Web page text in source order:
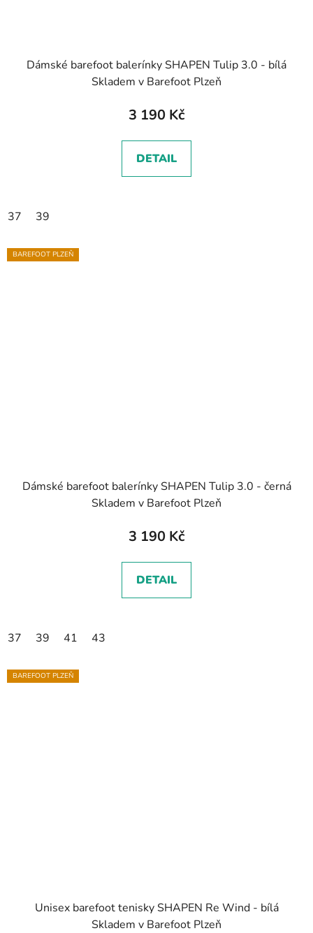
Dámské barefoot balerínky SHAPEN Tulip 3.0 - bílá
Skladem v Barefoot Plzeň
3 190 Kč
DETAIL
37 39
BAREFOOT PLZEŇ
Dámské barefoot balerínky SHAPEN Tulip 3.0 - černá
Skladem v Barefoot Plzeň
3 190 Kč
DETAIL
37 39 41 43
BAREFOOT PLZEŇ
Unisex barefoot tenisky SHAPEN Re Wind - bílá
Skladem v Barefoot Plzeň